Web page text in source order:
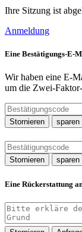
Ihre Sitzung ist
Anmeldung
Eine Bestätigungs-E-
Wir haben eine E-
um die Zwei-
Stornieren sparen
Stornieren sparen
Eine Rückerstattung